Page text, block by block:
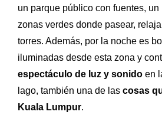
un parque público con fuentes,
zonas verdes donde pasear,
torres. Además, por la noche es
iluminadas desde esta zona y
espectáculo de luz y sonido en
lago, también una de las cosas
Kuala Lumpur.